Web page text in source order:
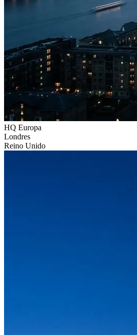
HQ Europa
Londres
Reino Unido